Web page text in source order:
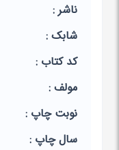
ناشر :
شابک :
کد کتاب :
مولف :
نوبت چاپ :
سال چاپ :